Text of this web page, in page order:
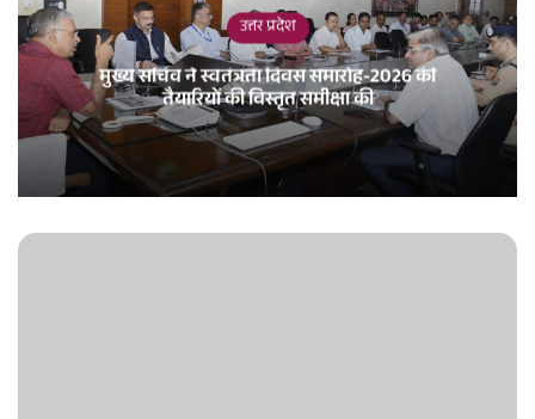
उत्तर प्रदेश
मुख्य सचिव ने स्वतंत्रता दिवस समारोह-2026 की
तैयारियों की विस्तृत समीक्षा की